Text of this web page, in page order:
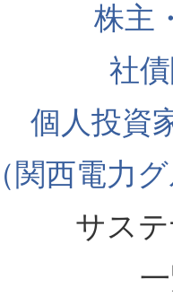
株主
社
個人投資
（関西電力
サス